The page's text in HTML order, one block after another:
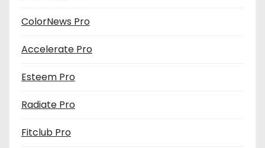
ColorNews Pro
Accelerate Pro
Esteem Pro
Radiate Pro
Fitclub Pro